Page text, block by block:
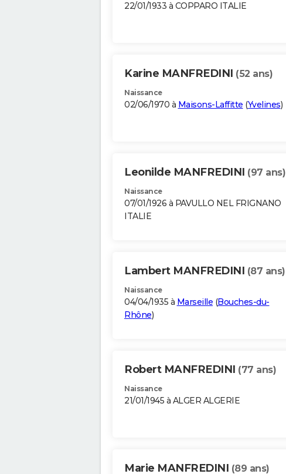
22/01/1933 à COPPARO ITALIE
Karine MANFREDINI (52 ans)
Naissance
02/06/1970 à Maisons-Laffitte (Yvelines)
Leonilde MANFREDINI (97 ans)
Naissance
07/01/1926 à PAVULLO NEL FRIGNANO
ITALIE
Lambert MANFREDINI (87 ans)
Naissance
04/04/1935 à Marseille (Bouches-du-
Rhône)
Robert MANFREDINI (77 ans)
Naissance
21/01/1945 à ALGER ALGERIE
Marie MANFREDINI (89 ans)